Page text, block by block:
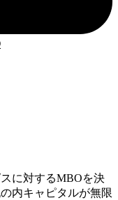
に対するMBOを決
内キャピタルが無限